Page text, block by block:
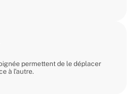
permettent de le déplacer
à l’autre.